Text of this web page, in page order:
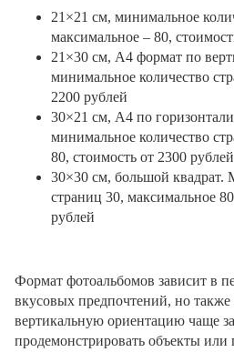
21×21 см, минимальное
максимальное – 80,
21×30 см, А4 формат по
минимальное количество
2200 рублей
30×21 см, А4 по
минимальное количество
80, стоимость от 2300 рублей
30×30 см, большой квадрат.
страниц 30, максимальное
рублей
Формат фотоальбомов зависит в
вкусовых предпочтений, но
вертикальную ориентацию чаще
продемонстрировать объекты